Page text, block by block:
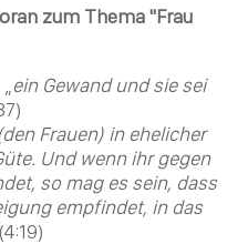
zum Thema "Frau
ein Gewand und sie sei
Frauen) in ehelicher
Und wenn ihr gegen
so mag es sein, dass
empfindet, in das